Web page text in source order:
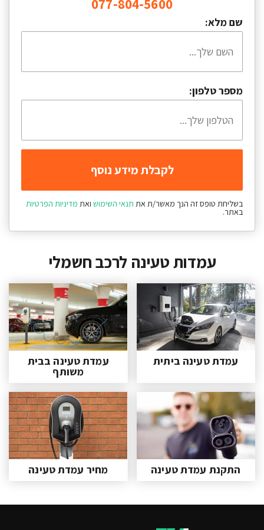
077-804-5600
שם מלא:
מספר טלפון:
בשליחת טופס זה הנך מאשר/ת את תנאי השימוש ואת מדיניות הפרטיות
באתר.
עמדות טעינה לרכב חשמלי
עמדת טעינה ביתית עמדת טעינה בבית
משותף
התקנת עמדת טעינה מחיר עמדת טעינה